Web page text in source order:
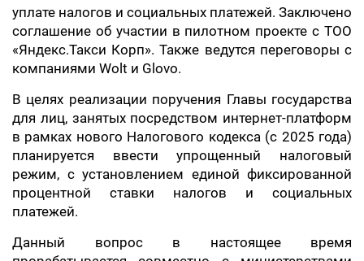
уплате налогов и социальных платежей. Заключено
соглашение об участии в пилотном проекте с ТОО
«Яндекс.Такси Корп». Также ведутся переговоры с
компаниями Wolt и Glovo.
В целях реализации поручения Главы государства
для лиц, занятых посредством интернет-платформ
в рамках нового Налогового кодекса (с 2025 года)
планируется ввести упрощенный налоговый
режим, с установлением единой фиксированной
процентной ставки налогов и социальных
платежей.
Данный вопрос в настоящее время